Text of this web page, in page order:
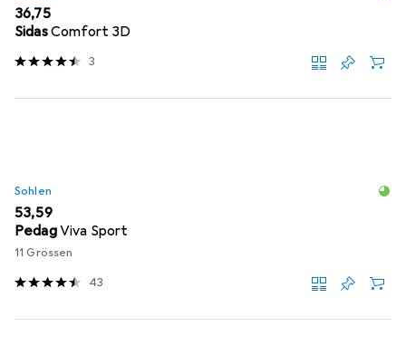
EUR
36,75
SidasComfort 3D
3
Sohlen
EUR
53,59
PedagViva Sport
11 Grössen
43